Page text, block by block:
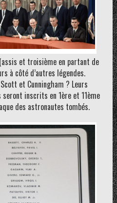
et troisième en partant de
à côté d’autres légendes.
et Cunningham ? Leurs
seront inscrits en 1ère et 11ème
des astronautes tombés.